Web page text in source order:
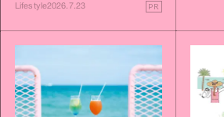
Lifestyle2026.7.23 PR